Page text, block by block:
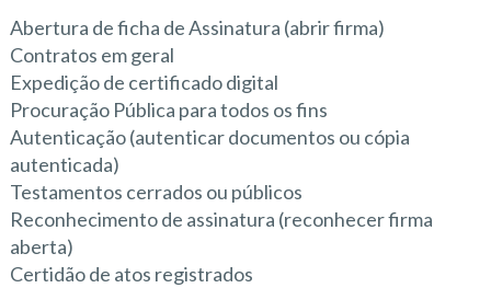
Abertura de ficha de Assinatura (abrir firma)
Contratos em geral
Expedição de certificado digital
Procuração Pública para todos os fins
Autenticação (autenticar documentos ou cópia
autenticada)
Testamentos cerrados ou públicos
Reconhecimento de assinatura (reconhecer firma
aberta)
Certidão de atos registrados